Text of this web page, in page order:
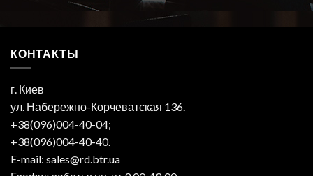
КОНТАКТЫ
г. Киев
ул. Набережно-Корчеватская 136.
+38(096)004-40-04;
+38(096)004-40-40.
E-mail: sales@rd.btr.ua